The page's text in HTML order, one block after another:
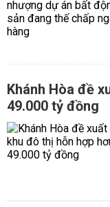
Khánh Hòa đề
49.000 tỷ đồng